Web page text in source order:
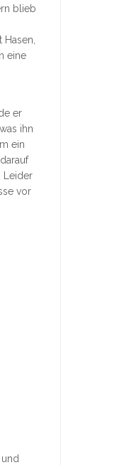
blieb
eine
er
ihn
ein
Leider
vor